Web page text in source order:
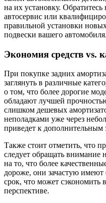
на их установку.
автосервис или
правильной установки
подвески вашего автомобиля.
Экономия средств vs.
При покупке задних
заглянуть в различные
о том, что более дорогие
обладают лучшей
слишком дешевых
неполадками уже через
приведет к дополнительным
Также стоит отметить, что
следует обращать внимание
на то, что более
дороже, они зачастую
срок, что может сэкономить
перспективе.